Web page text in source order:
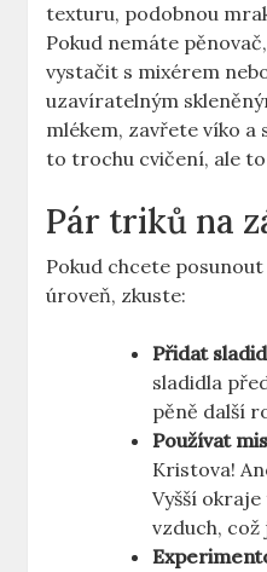
texturu, podobnou
Pokud nemáte
vystačit‍ s mixérem
uzavíratelným
mlékem, zavřete víko a
to trochu cvičení, ale to
Pár triků na
Pokud chcete​
úroveň, zkuste:
Přidat
sladidla
⁢pěně další⁣
Používat
Kristova!
Vyšší
vzduch, což​